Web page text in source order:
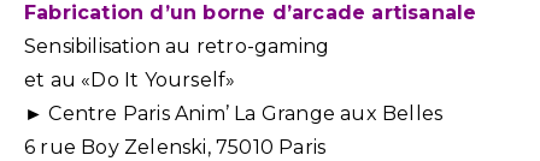
Fabrication d’un borne d’arcade artisanale
Sensibilisation au retro-gaming
et au «Do It Yourself»
► Centre Paris Anim’ La Grange aux Belles
6 rue Boy Zelenski, 75010 Paris